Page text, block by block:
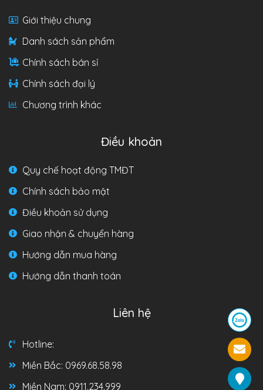
Giới thiệu chung
Danh sách sản phẩm
Chính sách bán sỉ
Chính sách đại lý
Chương trình khác
Điều khoản
Quy chế hoạt động TMĐT
Chính sách bảo mật
Điều khoản sử dụng
Giao nhận & chuyển hàng
Hướng dẫn mua hàng
Hướng dẫn thanh toán
Liên hệ
Hotline:
Miền Bắc: 0969.68.58.98
Miền Nam: 0911.234.999